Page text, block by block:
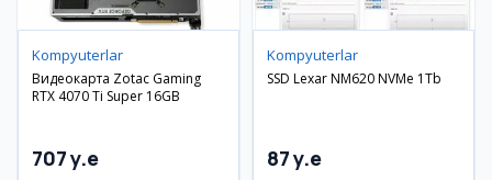
Kompyuterlar
Видеокарта Zotac Gaming
RTX 4070 Ti Super 16GB
707 y.e
Kompyuterlar
SSD Lexar NM620 NVMe 1Tb
87 y.e